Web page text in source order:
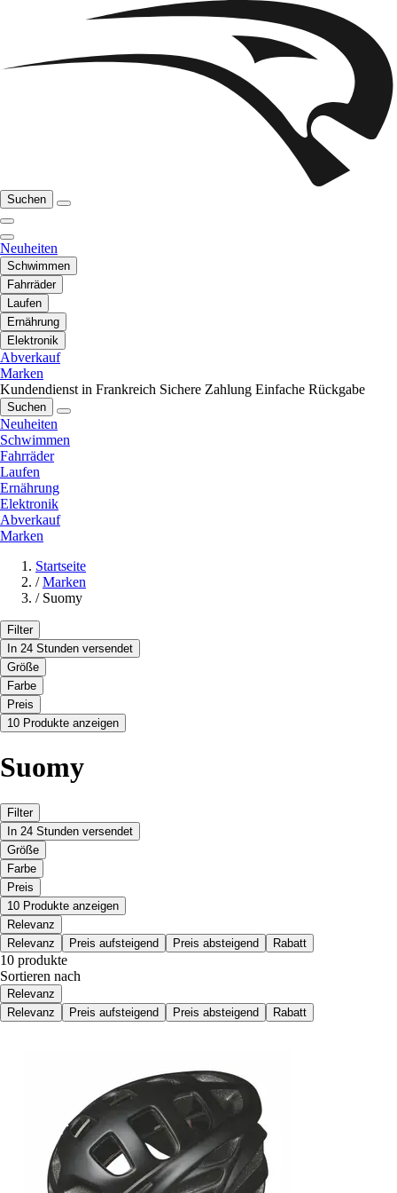
Suchen
Neuheiten
Schwimmen
Fahrräder
Laufen
Ernährung
Elektronik
Abverkauf
Marken
Kundendienst in Frankreich Sichere Zahlung Einfache Rückgabe
Suchen
Neuheiten
Schwimmen
Fahrräder
Laufen
Ernährung
Elektronik
Abverkauf
Marken
Startseite
/ Marken
/ Suomy
Filter
In 24 Stunden versendet
Größe
Farbe
Preis
10 Produkte anzeigen
Suomy
Filter
In 24 Stunden versendet
Größe
Farbe
Preis
10 Produkte anzeigen
Relevanz
Relevanz
Preis aufsteigend Preis absteigend Rabatt
10 produkte
Sortieren nach
Relevanz
Relevanz
Preis aufsteigend Preis absteigend Rabatt